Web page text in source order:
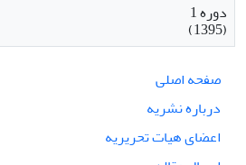
دوره 1
(1395)
صفحه اصلی
درباره نشریه
اعضای هیات تحریریه